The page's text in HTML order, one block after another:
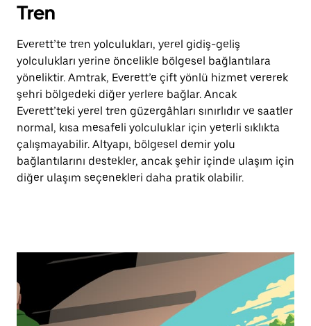
Tren
Everett’te tren yolculukları, yerel gidiş-geliş
yolculukları yerine öncelikle bölgesel bağlantılara
yöneliktir. Amtrak, Everett’e çift yönlü hizmet vererek
şehri bölgedeki diğer yerlere bağlar. Ancak
Everett’teki yerel tren güzergâhları sınırlıdır ve saatler
normal, kısa mesafeli yolculuklar için yeterli sıklıkta
çalışmayabilir. Altyapı, bölgesel demir yolu
bağlantılarını destekler, ancak şehir içinde ulaşım için
diğer ulaşım seçenekleri daha pratik olabilir.